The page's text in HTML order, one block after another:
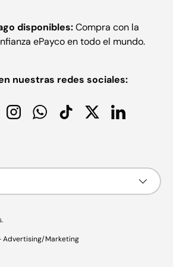
disponibles:Compra con la
ePayco en todo el mundo.
nuestras redes sociales:
InstagramWhatsAppTikTokTwitterLinkedIn
.
Advertising/Marketing